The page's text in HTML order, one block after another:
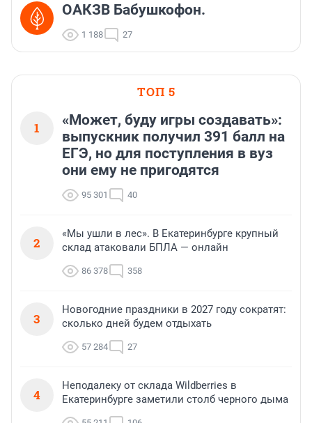
ОАКЗВ Бабушкофон.
1 188 27
ТОП 5
1
«Может, буду игры создавать»:
выпускник получил 391 балл на
ЕГЭ, но для поступления в вуз
они ему не пригодятся
95 301 40
2
«Мы ушли в лес». В Екатеринбурге крупный
склад атаковали БПЛА — онлайн
86 378 358
3
Новогодние праздники в 2027 году сократят:
сколько дней будем отдыхать
57 284 27
4
Неподалеку от склада Wildberries в
Екатеринбурге заметили столб черного дыма